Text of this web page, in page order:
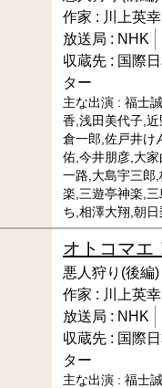
作家 : 川上英幸
放送局 : NHK
収蔵先 : 国際
ター
主な出演 : 福士
香,浅田美代子,
倉一郎,佐戸井け
佑,今井朋彦,大
一路,大島宇三郎
楽,三遊亭神楽,
ち,相澤大翔,朝
オトコマエ
悪人狩り(後編)
作家 : 川上英幸
放送局 : NHK
収蔵先 : 国際
ター
主な出演 : 福士